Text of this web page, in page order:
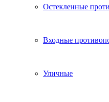
Остекленные
Входные
Уличные